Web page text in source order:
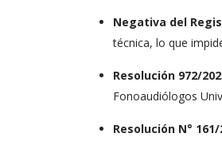
Negativa del
técnica, lo que
Resolución 972/
Fonoaudiólogos
Resolución N°